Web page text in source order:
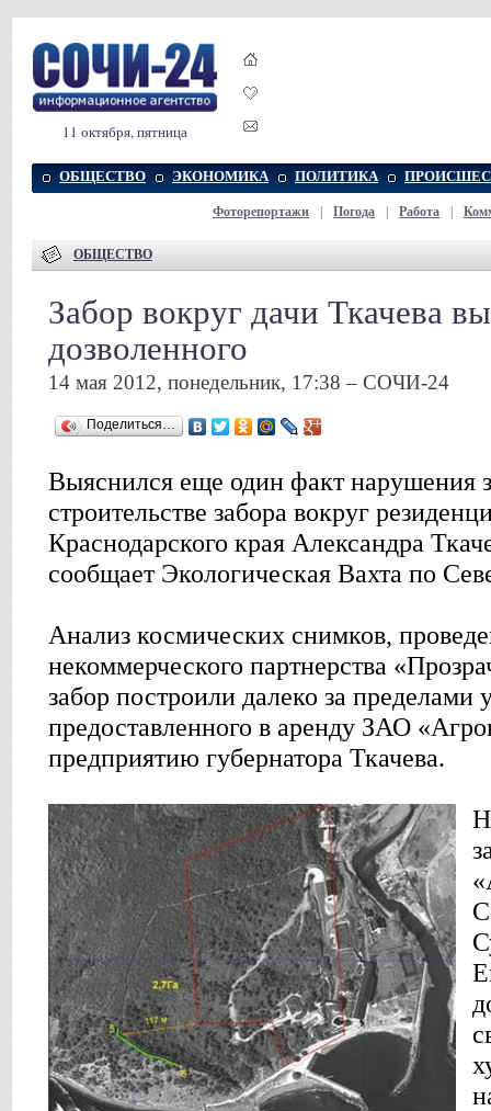
11 октября, пятница
ОБЩЕСТВО ЭКОНОМИКА ПОЛИТИКА
Фоторепортажи Погода Работа
ОБЩЕСТВО
Забор вокруг дачи Ткачева
дозволенного
14 мая 2012, понедельник, 17:38 – СОЧИ-24
Поделиться…
Выяснился еще один факт нарушения
строительстве забора вокруг
Краснодарского края Александра
сообщает Экологическая Вахта по
Анализ космических снимков,
некоммерческого партнерства
забор построили далеко за пределами
предоставленного в аренду ЗАО
предприятию губернатора Ткачева.